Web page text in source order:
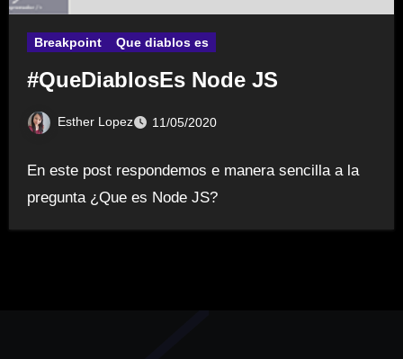
Breakpoint Que diablos es
#QueDiablosEs Node JS
Esther Lopez 11/05/2020
En este post respondemos e manera sencilla a la
pregunta ¿Que es Node JS?